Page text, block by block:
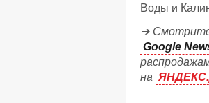
Воды и
➔
Google
на